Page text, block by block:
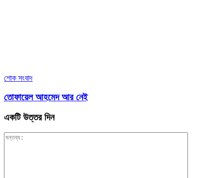
শোক সংবাদ
তোফায়েল আহমেদ আর নেই
একটি উত্তর দিন